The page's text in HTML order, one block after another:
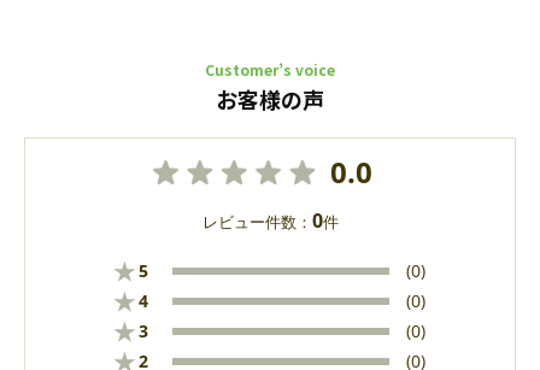
Customer’s voice
お客様の声
0.0
レビュー件数： 0件
★5 (0)
★4 (0)
★3 (0)
★2 (0)